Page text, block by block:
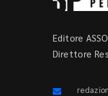
Editore
Direttore